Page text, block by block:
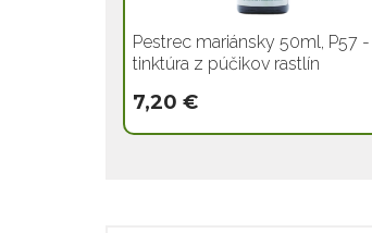
Pestrec mariánsky 50ml, P57 -
tinktúra z púčikov rastlín
7,20 €